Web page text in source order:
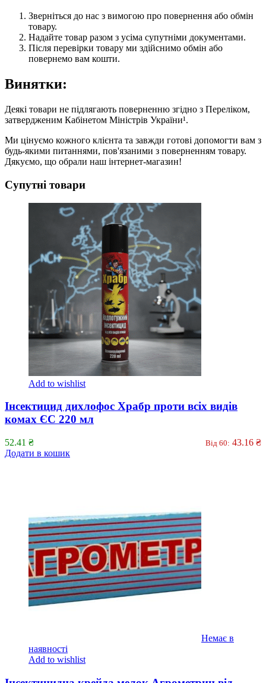
Зверніться до нас з вимогою про повернення або обмін
товару.
Надайте товар разом з усіма супутніми документами.
Після перевірки товару ми здійснимо обмін або
повернемо вам кошти.
Винятки:
Деякі товари не підлягають поверненню згідно з Переліком,
затвердженим Кабінетом Міністрів України¹.
Ми цінуємо кожного клієнта та завжди готові допомогти вам з
будь-якими питаннями, пов'язаними з поверненням товару.
Дякуємо, що обрали наш інтернет-магазин!
Супутні товари
Add to wishlist
Інсектицид дихлофос Храбр проти всіх видів
комах ЄС 220 мл
52.41 ₴ Від 60: 43.16 ₴
Додати в кошик
Немає в
наявності
Add to wishlist